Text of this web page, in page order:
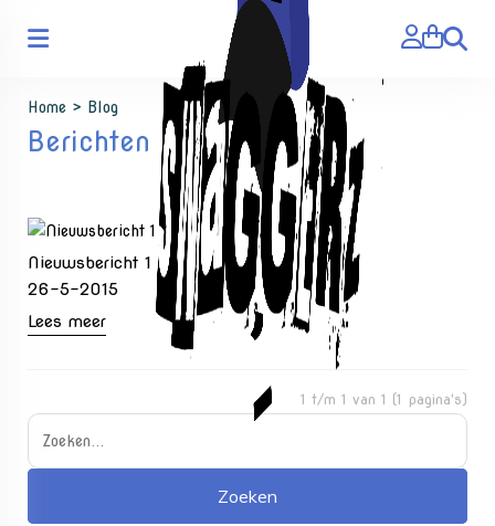
Zoeken
Home > Blog
Berichten
Nieuwsbericht 1
26-5-2015
Lees meer
1 t/m 1 van 1 (1 pagina's)